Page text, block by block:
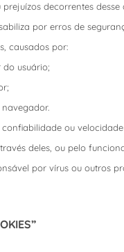
decorrentes desse
por erros de
causados por:
usuário;
ou
deles, ou pelo
por vírus ou outros